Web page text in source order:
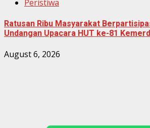
Peristiwa
Ratusan Ribu Masyarakat
Undangan Upacara HUT ke-81
August 6, 2026